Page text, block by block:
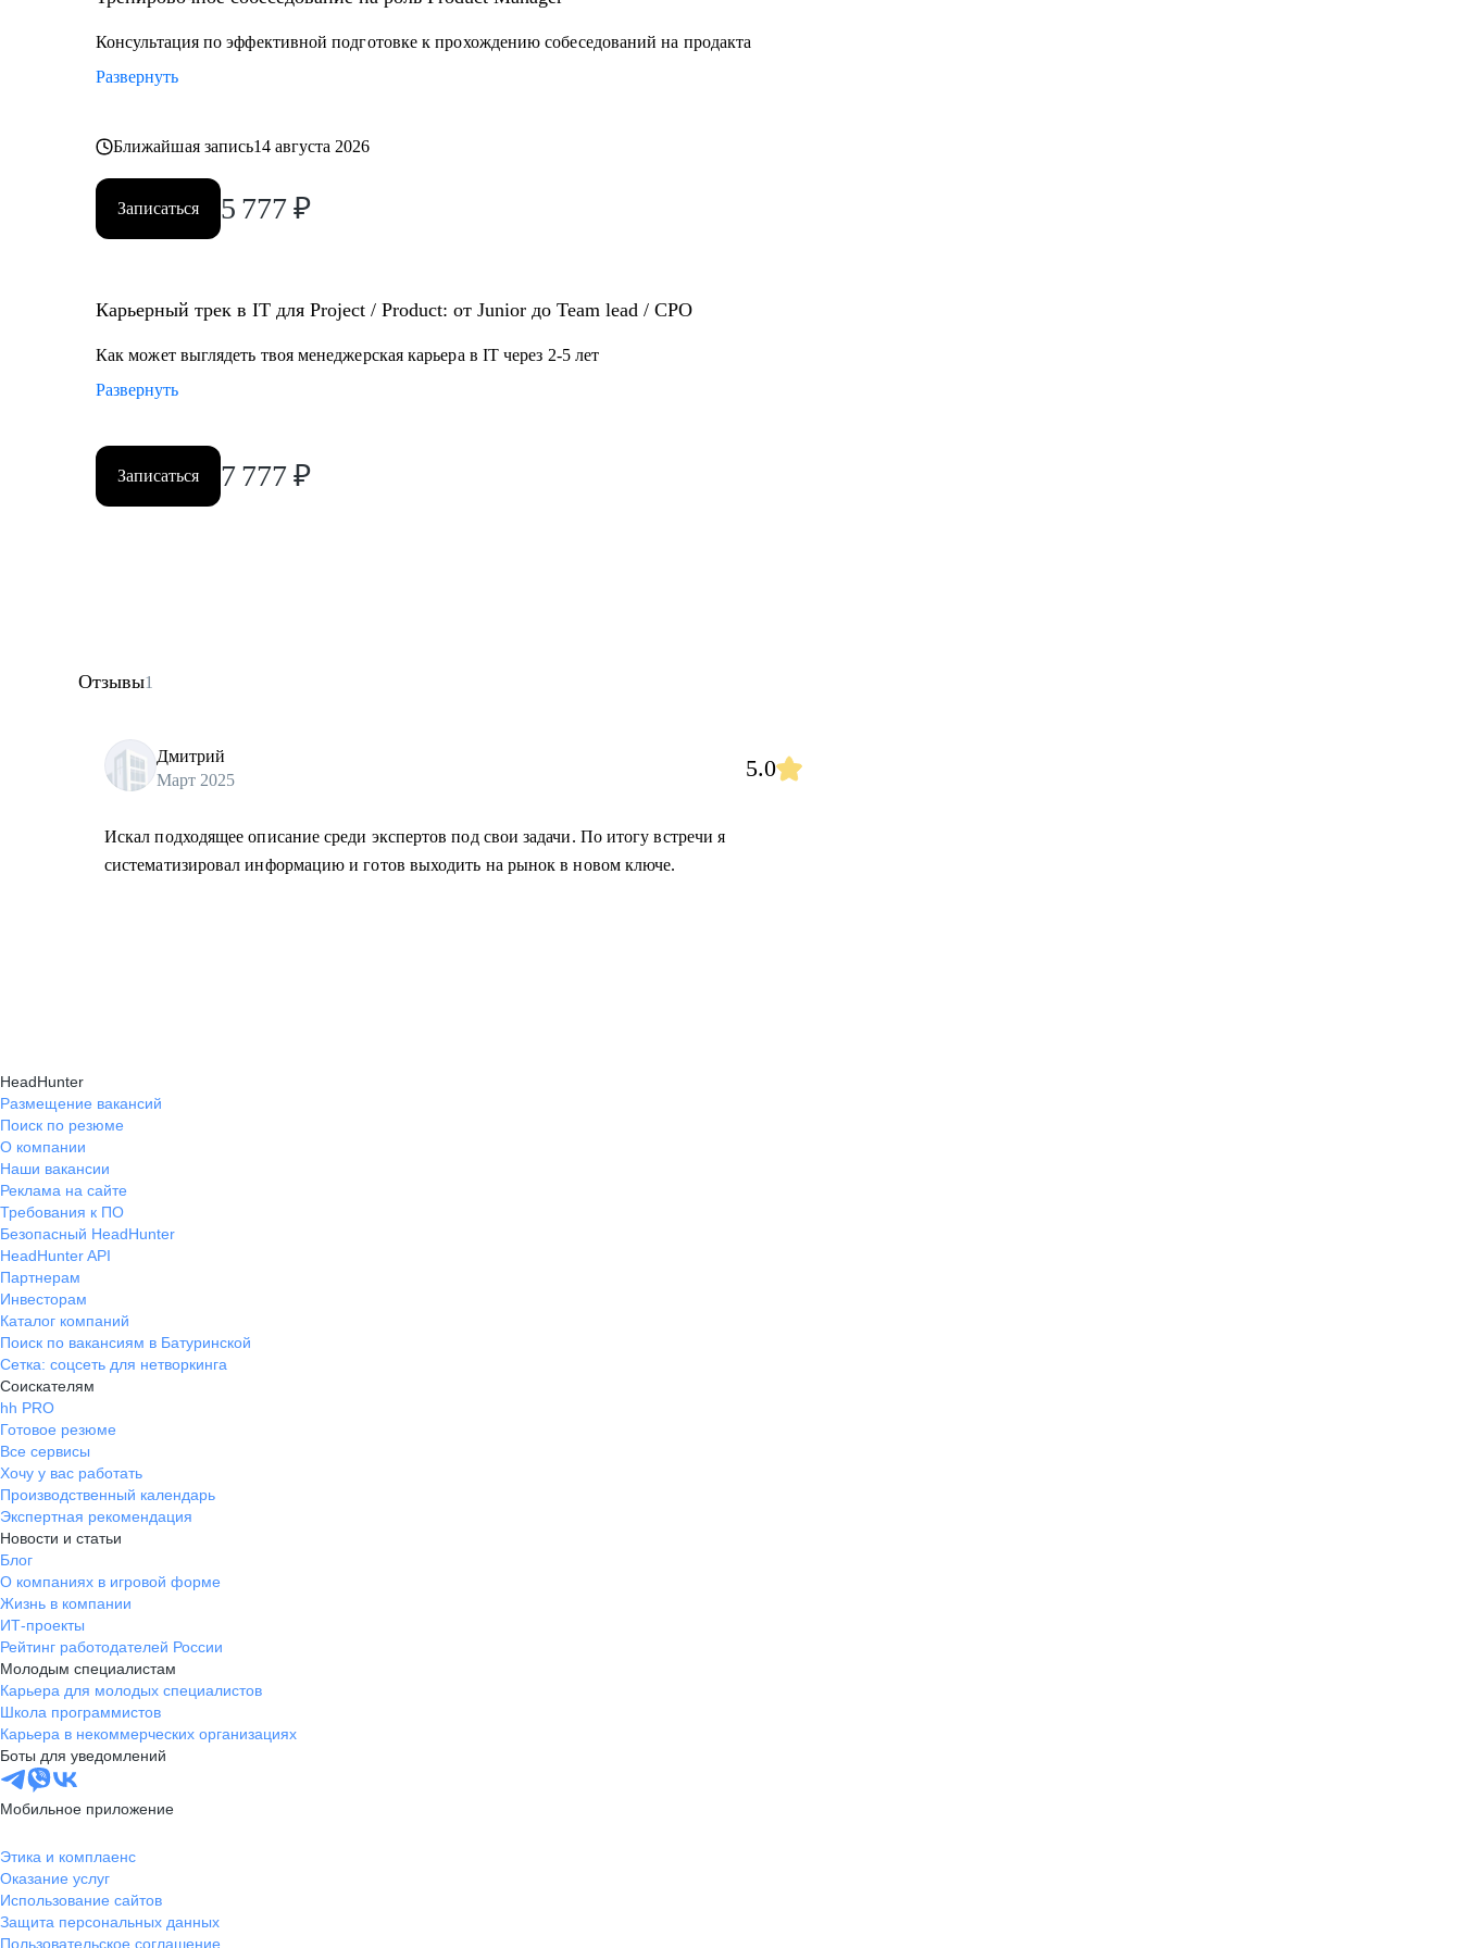
• Разобраться что делать в непонятной проектной / конфликтной ситуации
• Junior и Middle проджектам, продактам и продакт оунерам - советами по карьере, процессам и
• Руководителям разных уровней, тимлидам, C-suit - как собирать, мотивировать, управлять
распределенной командой
Консультация по эффективной подготовке к прохождению собеседований на продакта
Развернуть
Ближайшая запись14 августа 2026
Записаться 5 777 ₽
Карьерный трек в IT для Project / Product: от Junior до Team lead / CPO
Как может выглядеть твоя менеджерская карьера в IT через 2-5 лет
Развернуть
Записаться 7 777 ₽
Отзывы1
Дмитрий
Март 2025
5.0
Искал подходящее описание среди экспертов под свои задачи. По итогу встречи я
систематизировал информацию и готов выходить на рынок в новом ключе.
HeadHunter
Размещение вакансий
Поиск по резюме
О компании
Наши вакансии
Реклама на сайте
Требования к ПО
Безопасный HeadHunter
HeadHunter API
Партнерам
Инвесторам
Каталог компаний
Поиск по вакансиям в Батуринской
Сетка: соцсеть для нетворкинга
Соискателям
hh PRO
Готовое резюме
Все сервисы
Хочу у вас работать
Производственный календарь
Экспертная рекомендация
Новости и статьи
Блог
О компаниях в игровой форме
Жизнь в компании
ИТ-проекты
Рейтинг работодателей России
Молодым специалистам
Карьера для молодых специалистов
Школа программистов
Карьера в некоммерческих организациях
Боты для уведомлений
Мобильное приложение
Этика и комплаенс
Оказание услуг
Использование сайтов
Защита персональных данных
Пользовательское соглашение